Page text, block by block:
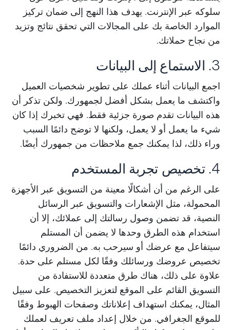
سلوكه عبر الإنترنت. يهدف هذا النهج إلى ضمان تركيز
الموارد الخاصة بك على المجالات التي تحقق نتائج وتزيد
من نجاح حملاتك.
3. الاستماع إلى البيانات
اجمع البيانات أثناء عملك على تطوير شخصيات العميل
واكتشف ما يعمل بشكل أفضل لجمهورك. ولكن تذكر أن
هذه البيانات تقدم صورة جزئية فقط. فهي تخبرك إذا كان
شيء ما يعمل أو لا يعمل، ولكنها لا توضح دائمًا السبب
وراء ذلك، لذا يمكنك جمع ملاحظات من جمهورك أيضًا.
4. تخصيص تجربة المستخدم
على الرغم من أن أشكالًا معينة من التسويق عبر الأجهزة
المحمولة، مثل الإشعارات والتسويق عبر الرسائل
النصية، قد تضمن وصول رسالتك إلى عملائك، إلا أن
استخدام هذه الطرق وحدها لا يضمن أن المستلم
سيتفاعل مع عرضك أو سيرحب به. من الضروري دائمًا
تخصيص عروضك ورسائلك وفقًا لكل مستلم على حدة.
علاوة على ذلك، هناك طرق متعددة للاستفادة من
التسويق القائم على الموقع لتعزيز التخصيص. على سبيل
المثال، يمكنك استهداف إعلاناتك وصفحات الهبوط وفقًا
للموقع الجغرافي. من خلال إعداد ملف تعريف لعملك